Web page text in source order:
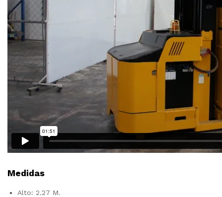
Medidas
Alto: 2.27 M.